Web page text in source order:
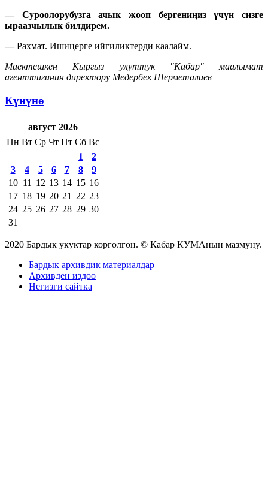
— Суроолорубузга ачык жооп бергениңиз үчүн сизге
ыраазчылык билдирем.
—Рахмат. Ишиңерге ийгиликтерди каалайм.
Маектешкен Кыргыз улуттук "Кабар" маалымат
агенттигинин директору Медербек Шерметалиев
Күнүнө
август 2026
Пн Вт Ср Чт Пт Сб Вс
1
2
3
4 5 6 7 8
9
10 11 12 13 14 15 16
17 18 19 20 21 22 23
24 25 26 27 28 29 30
31
2020 Бардык укуктар корголгон. © Кабар КУМАнын мазмуну.
Бардык архивдик материалдар
Архивден издөө
Негизги сайтка